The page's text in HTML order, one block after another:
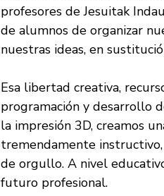
profesores de Jesuitak
de alumnos de organizar
nuestras ideas, en
Esa libertad creativa,
programación y desarrollo
la impresión 3D, creamos
tremendamente
de orgullo. A nivel
futuro profesional.